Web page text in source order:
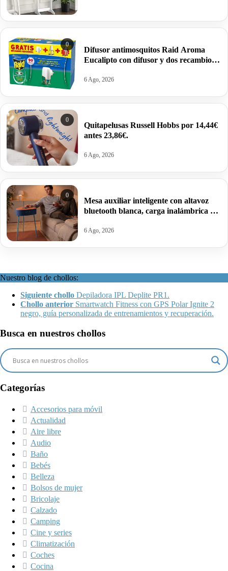
0
Difusor antimosquitos Raid Aroma
Eucalipto con difusor y dos recambios
6 Ago, 2026
0
Quitapelusas Russell Hobbs por 14,44€
antes 23,86€.
6 Ago, 2026
0
Mesa auxiliar inteligente con altavoz
bluetooth blanca, carga inalámbrica y
6 Ago, 2026
Nuestro blog de chollos:
Siguiente chollo Depiladora IPL Deplite PR1.
Chollo anterior Smartwatch Fitness con GPS Polar Ignite 2
negro, guía personalizada de entrenamientos y recuperación.
Busca en nuestros chollos
Categorías
Accesorios para móvil
Actualidad
Aire libre
Audio
Baño
Bebés
Belleza
Bolsos de mujer
Bricolaje
Calzado
Camping
Cine y series
Climatización
Coches
Cocina